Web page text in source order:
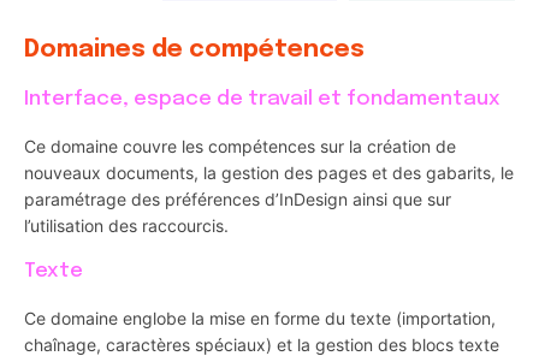
Domaines de compétences
Interface, espace de travail et fondamentaux
Ce domaine couvre les compétences sur la création de
nouveaux documents, la gestion des pages et des gabarits, le
paramétrage des préférences d’InDesign ainsi que sur
l’utilisation des raccourcis.
Texte
Ce domaine englobe la mise en forme du texte (importation,
chaînage, caractères spéciaux) et la gestion des blocs texte